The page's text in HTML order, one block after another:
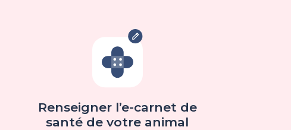
Renseigner l’e-carnet de
santé de votre animal